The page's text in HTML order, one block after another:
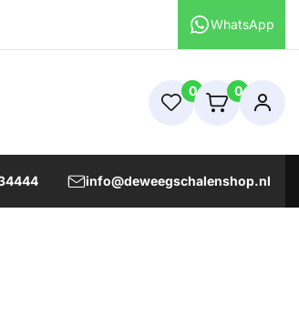
WhatsApp
0 0
info@deweegschalenshop.nl